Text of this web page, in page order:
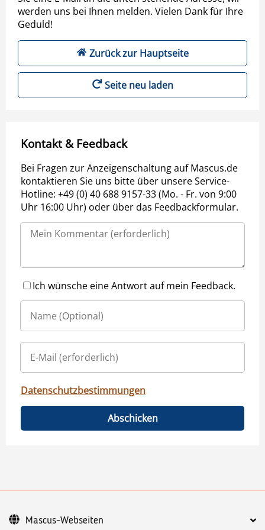
werden uns bei Ihnen melden. Vielen Dank für Ihre
Geduld!
Zurück zur Hauptseite
Seite neu laden
Kontakt & Feedback
Bei Fragen zur Anzeigenschaltung auf Mascus.de
kontaktieren Sie uns bitte über unsere Service-
Hotline: +49 (0) 40 688 9157-33 (Mo. - Fr. von 9:00
Uhr 16:00 Uhr) oder über das Feedbackformular.
Ich wünsche eine Antwort auf mein Feedback.
Datenschutzbestimmungen
Abschicken
Mascus-Webseiten